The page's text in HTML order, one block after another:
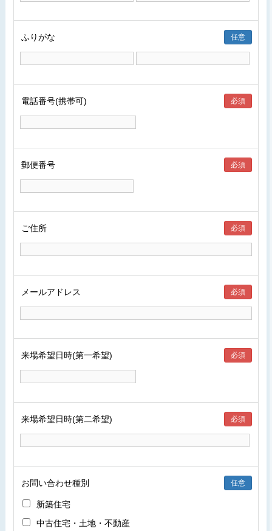
任意
ふりがな
必須
電話番号(携帯可)
必須
郵便番号
必須
ご住所
必須
メールアドレス
必須
来場希望日時(第一希望)
必須
来場希望日時(第二希望)
任意
お問い合わせ種別
新築住宅
中古住宅・土地・不動産